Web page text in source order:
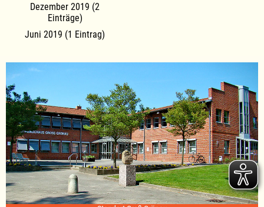
Dezember 2019 (2
Einträge)
Juni 2019 (1 Eintrag)